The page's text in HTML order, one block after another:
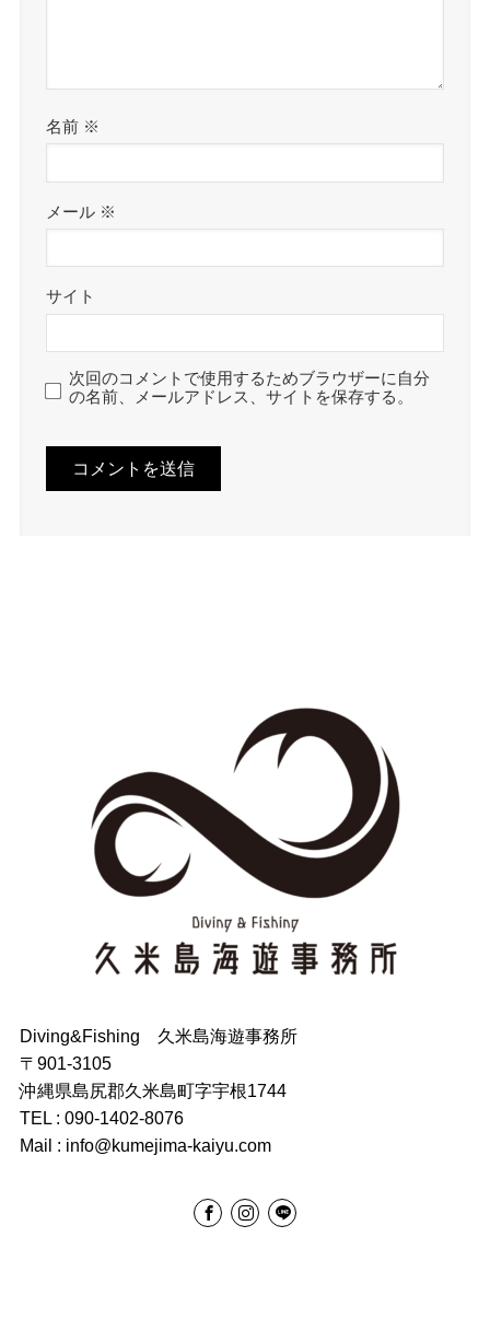
名前 ※
メール ※
サイト
次回のコメントで使用するためブラウザーに自分
の名前、メールアドレス、サイトを保存する。
Diving&Fishing 久米島海遊事務所
〒901-3105
沖縄県島尻郡久米島町字宇根1744
TEL : 090-1402-8076
Mail : info@kumejima-kaiyu.com